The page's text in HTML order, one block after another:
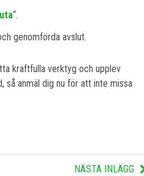
“.
genomförda avslut.
kraftfulla verktyg och upplev
så anmäl dig nu för att inte missa
NÄSTA INLÄGG